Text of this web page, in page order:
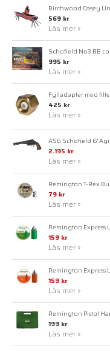
Birchwood Casey
569 kr
Läs mer »
Schofield No3 BB
995 kr
Läs mer »
Fylladapter med
425 kr
Läs mer »
ASG Schofield 6"
2.195 kr
Läs mer »
Remington T-Rex
79 kr
Läs mer »
Remington Express
159 kr
Läs mer »
Remington Express
159 kr
Läs mer »
Remington Pistol
199 kr
Läs mer »